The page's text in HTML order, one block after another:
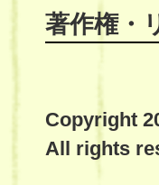
著作権・
Copyright
All rights